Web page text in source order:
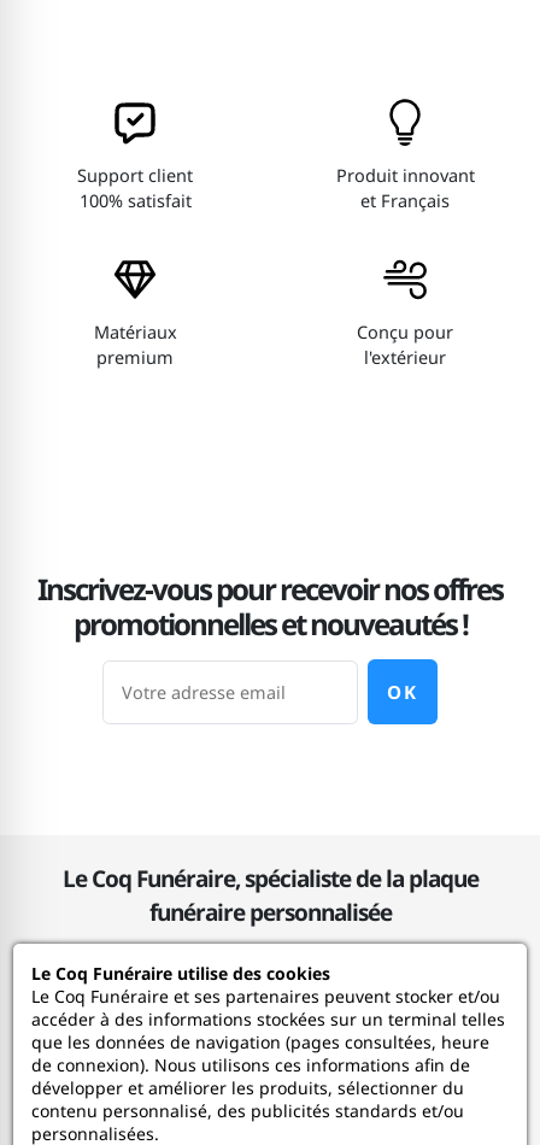
Support client
100% satisfait
Produit innovant
et Français
Matériaux
premium
Conçu pour
l'extérieur
Inscrivez-vous pour recevoir nos offres
promotionnelles et nouveautés !
OK
Le Coq Funéraire, spécialiste de la plaque
funéraire personnalisée
Le Coq Funéraire
Nos services
Mon Compte
Le Coq Funéraire utilise des cookies
Le Coq Funéraire et ses partenaires peuvent stocker et/ou
accéder à des informations stockées sur un terminal telles
que les données de navigation (pages consultées, heure
de connexion). Nous utilisons ces informations afin de
développer et améliorer les produits, sélectionner du
contenu personnalisé, des publicités standards et/ou
personnalisées.